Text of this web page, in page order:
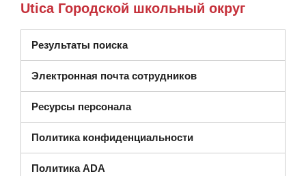
Utica Городской школьный округ
Результаты поиска
Электронная почта сотрудников
Ресурсы персонала
Политика конфиденциальности
Политика ADA